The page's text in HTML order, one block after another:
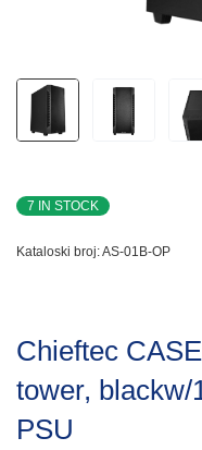
7 IN STOCK
Kataloski broj:AS-01B-OP
Chieftec
tower, blackw/
PSU